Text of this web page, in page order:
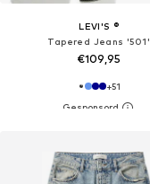
LEVI'S ®
Tapered Jeans '501'
€109,95
+51